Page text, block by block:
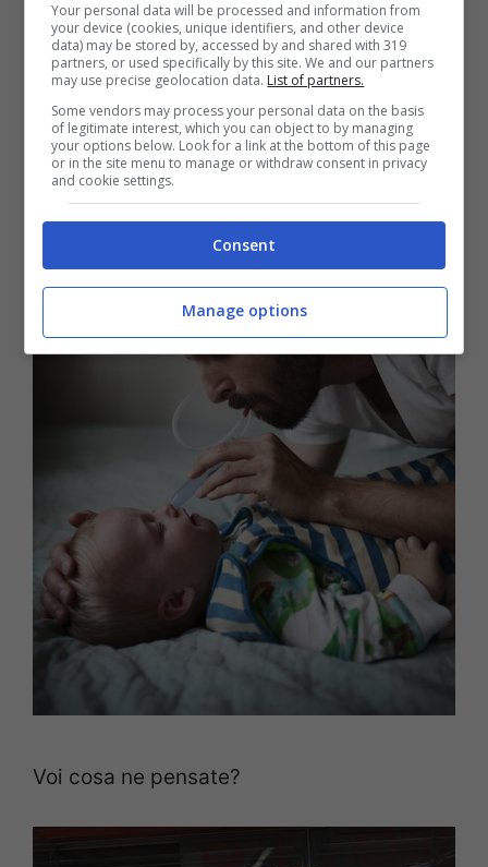
Anche se queste foto di papà che si
occupano dei figli sono bellissime, non
trovate anche voi?
Voi cosa ne pensate?
Your personal data will be processed and information from
your device (cookies, unique identifiers, and other device
data) may be stored by, accessed by and shared with 319
partners, or used specifically by this site. We and our partners
may use precise geolocation data. List of partners.
Some vendors may process your personal data on the basis
of legitimate interest, which you can object to by managing
your options below. Look for a link at the bottom of this page
or in the site menu to manage or withdraw consent in privacy
and cookie settings.
Consent
Manage options